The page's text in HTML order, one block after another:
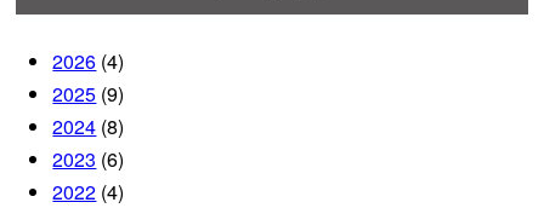
2026 (4)
2025 (9)
2024 (8)
2023 (6)
2022 (4)